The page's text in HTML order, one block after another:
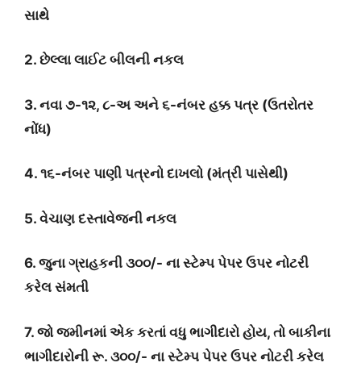
સાથે
2. છેલ્લા લાઈટ બીલની નકલ
3. નવા ૭-૧૨, ૮-અ અને ૬-નંબર હક્ક પત્ર (ઉતરોતર
નોંધ)
4. ૧૬-નંબર પાણી પત્રનો દાખલો (મંત્રી પાસેથી)
5. વેચાણ દસ્તાવેજની નકલ
6. જુના ગ્રાહકની ૩૦૦/- ના સ્ટેમ્પ પેપર ઉપર નોટરી
કરેલ સંમતી
7. જો જમીનમાં એક કરતાં વધુ ભાગીદારો હોય, તો બાકીના
ભાગીદારોની રૂ. ૩૦૦/- ના સ્ટેમ્પ પેપર ઉપર નોટરી કરેલ